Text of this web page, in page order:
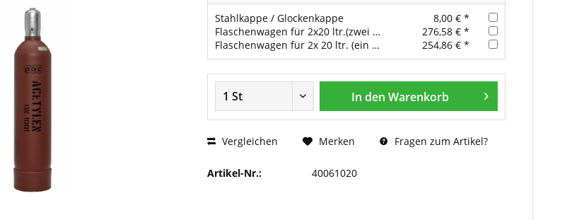
Stahlkappe / Glockenkappe
8,00 € *
Flaschenwagen für 2x20 ltr.(zwei Griffe)
276,58 € *
Flaschenwagen für 2x 20 ltr. (ein Griff)
254,86 € *
In den Warenkorb
Vergleichen Merken Fragen zum Artikel?
Artikel-Nr.: 40061020